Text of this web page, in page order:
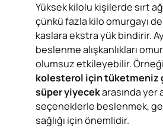
Yüksek kilolu kişilerde sırt
çünkü fazla kilo omurgayı
kaslara ekstra yük bindirir.
beslenme alışkanlıkları
olumsuz etkileyebilir.
kolesterol için tüketmeniz
süper yiyecekarasında yer
seçeneklerle beslenmek,
sağlığı için önemlidir.